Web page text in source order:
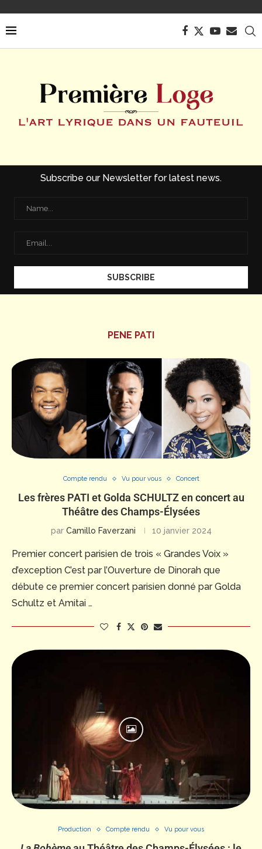
Subscribe our Newsletter for latest news.
PENE PATI
Compte rendu Vu pour vous Concert
Les frères PATI et Golda SCHULTZ en concert au
Théâtre des Champs-Élysées
par Camillo Faverzani 10 janvier 2024
Premier concert parisien de trois « Grandes Voix »
d’exception C’est par l’Ouverture de Dinorah que
débute ce premier concert parisien donné par Golda
Schultz et Amitai …
Production Compte rendu Vu pour vous